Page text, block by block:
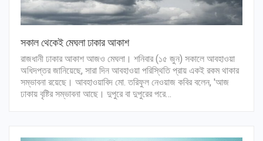
সকাল থেকেই মেঘলা ঢাকার আকাশ
রাজধানী ঢাকার আকাশ আজও মেঘলা। শনিবার (১৫ জুন) সকালে আবহাওয়া
অধিদপ্তর জানিয়েছে, সারা দিন আবহাওয়া পরিস্থিতি প্রায় একই রকম থাকার
সম্ভাবনা রয়েছে। আবহাওয়াবিদ মো. তরিফুল নেওয়াজ কবির বলেন, 'আজ
ঢাকায় বৃষ্টির সম্ভাবনা আছে। দুপুরে বা দুপুরের পরে…